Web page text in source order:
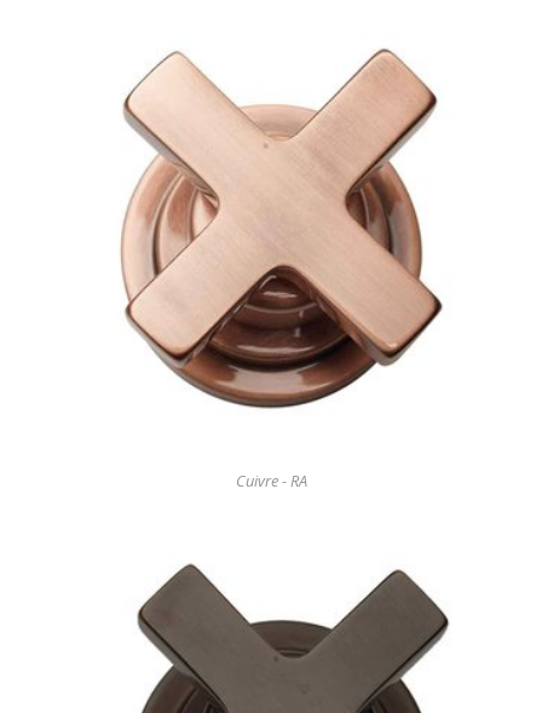
Cuivre - RA